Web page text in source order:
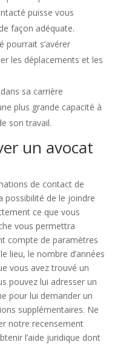
puisse vous
façon adéquate.
pourrait s’avérer
les déplacements et les
sa carrière
plus grande capacité à
son travail.
un avocat
de contact de
possibilité de le joindre
ce que vous
vous permettra
compte de paramètres
lieu, le nombre d’années
vous avez trouvé un
pouvez lui adresser un
pour lui demander un
supplémentaires. Ne
notre recensement
l’aide juridique dont